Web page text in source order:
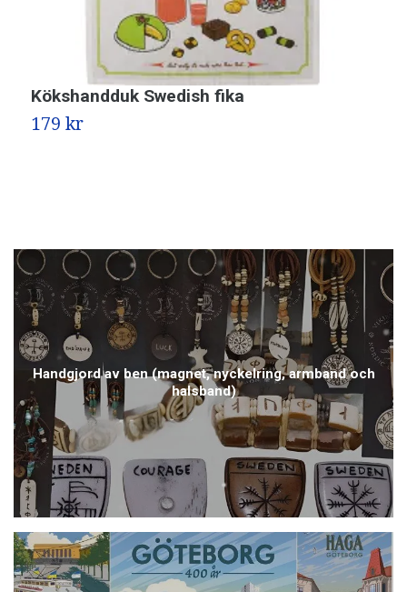
Handgjord av ben (magnet, nyckelring, armband och
halsband)
Kökshandduk Swedish fika
179 kr